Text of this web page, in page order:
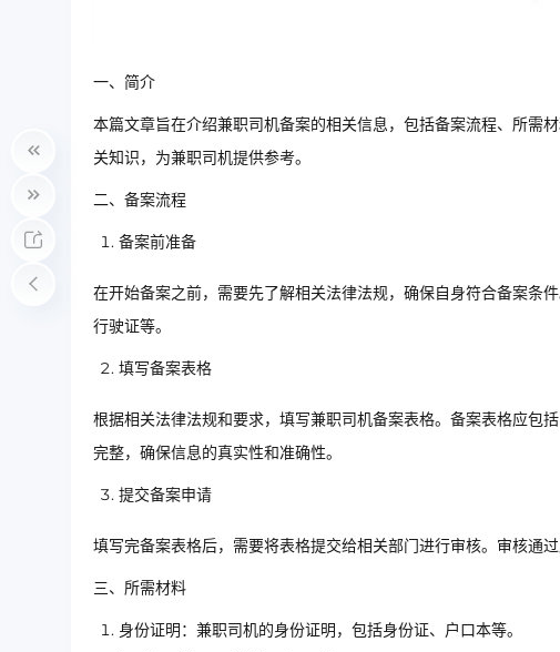
一、简介
本篇文章旨在介绍兼职司机备案的相关信息，包括备案流程、所需
关知识，为兼职司机提供参考。
二、备案流程
备案前准备
在开始备案之前，需要先了解相关法律法规，确保自身符合备案条
行驶证等。
填写备案表格
根据相关法律法规和要求，填写兼职司机备案表格。备案表格应包
完整，确保信息的真实性和准确性。
提交备案申请
填写完备案表格后，需要将表格提交给相关部门进行审核。审核通过
三、所需材料
身份证明：兼职司机的身份证明，包括身份证、户口本等。